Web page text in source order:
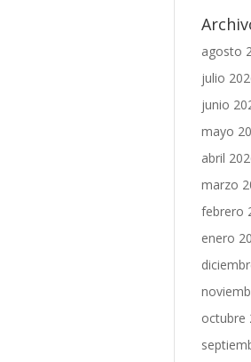
agosto
julio
junio
mayo
abril
marzo
febrero
enero
octubre